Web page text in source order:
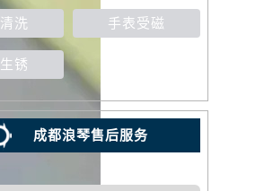
洗 手表受磁
锈
成都浪琴售后服务